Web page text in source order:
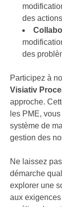
des
des
Participez à
Visiativ
approche.
les PME,
système de
gestion des
Ne laissez
démarche
explorer une
aux